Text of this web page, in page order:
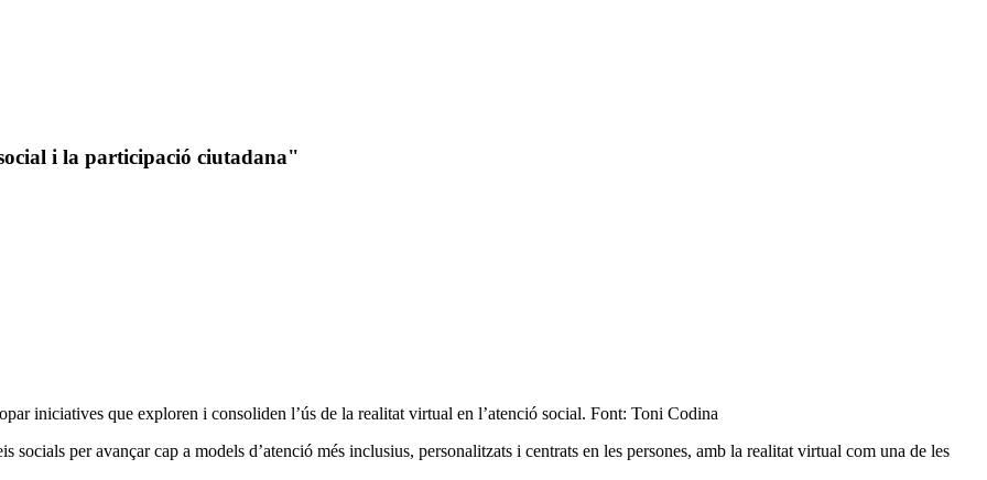
i la participació ciutadana"
iniciatives que exploren i consoliden l’ús de la realitat virtual en l’atenció social. Font: Toni Codina
per avançar cap a models d’atenció més inclusius, personalitzats i centrats en les persones, amb la realitat virtual com una de les